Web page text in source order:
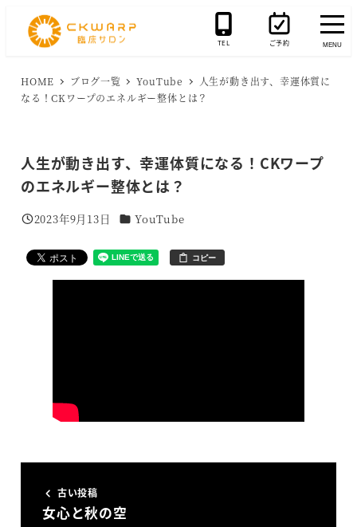
TEL ご予約 MENU
HOME ブログ一覧 YouTube
人生が動き出す、幸運体質に
なる！CKワープのエネルギー整体とは？
人生が動き出す、幸運体質になる！CKワープ
のエネルギー整体とは？
投稿日
2023年9月13日 カテゴリー
YouTube
コピー
古い投稿
女心と秋の空